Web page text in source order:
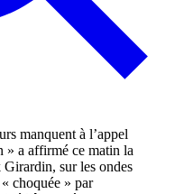
a affirmé ce matin la
sur les ondes
choquée » par